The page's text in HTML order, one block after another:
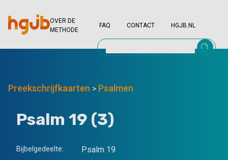
OVER DE
METHODE
FAQ CONTACT HGJB.NL
Preekschrijfkaarten > Psalmen
Psalm 19 (3)
Bijbelgedeelte: Psalm 19